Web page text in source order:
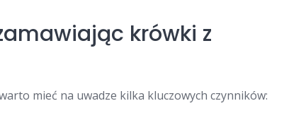
krówki z
mieć na uwadze kilka kluczowych czynników: